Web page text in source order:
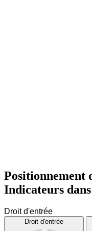
Positionnement
Indicateurs
Droit d'entrée